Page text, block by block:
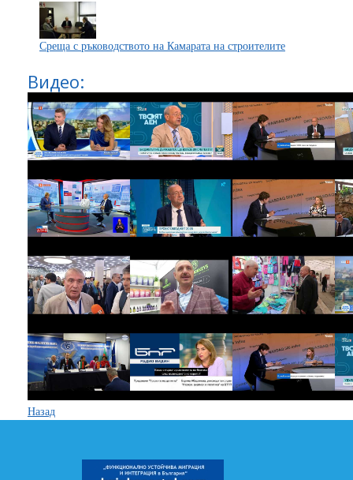
Среща с ръководството на Камарата на строителите
Видео:
Назад